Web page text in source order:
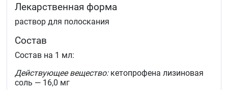
Лекарственная форма
раствор для полоскания
Состав
Состав на 1 мл:
Действующее вещество:кетопрофена лизиновая
соль — 16,0 мг